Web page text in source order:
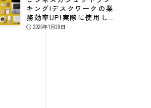
キング!デスクワークの業
務効率UP!実際に使用し
てる仕事効率化グッズ
2026年1月28日